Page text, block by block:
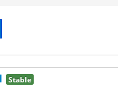
Stable